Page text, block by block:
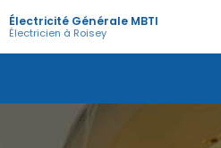
au
contenu
principal
Électricité Générale MBTI
Électricien à Roisey